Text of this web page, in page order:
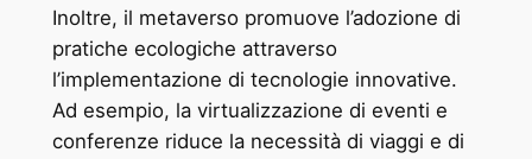
Inoltre, il metaverso promuove l’adozione di
pratiche ecologiche attraverso
l’implementazione di tecnologie innovative.
Ad esempio, la virtualizzazione di eventi e
conferenze riduce la necessità di viaggi e di